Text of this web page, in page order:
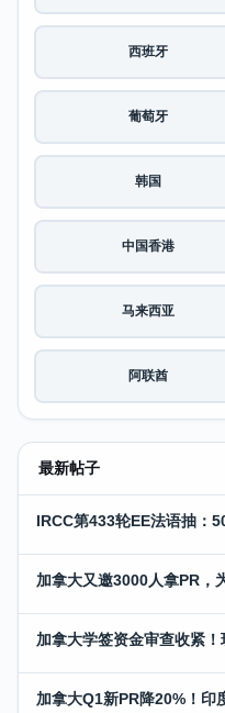
西班牙
葡萄牙
韩国
中国香港
马来西亚
阿联酋
最新帖子
IRCC第433轮EE法语抽：
加拿大又邀3000人拿PR，
加拿大学签资金审查收紧
加拿大Q1新PR降20%！印